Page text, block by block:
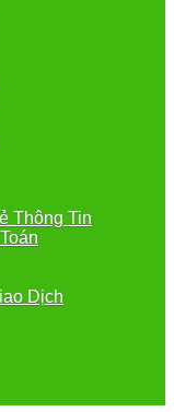
Thông Tin
Dịch